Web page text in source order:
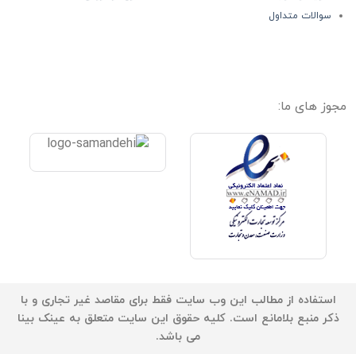
سوالات متداول
مجوز های ما:
استفاده از مطالب این وب سایت فقط برای مقاصد غیر تجاری و با
ذکر منبع بلامانع است. کلیه حقوق این سایت متعلق به عینک بینا
می باشد.